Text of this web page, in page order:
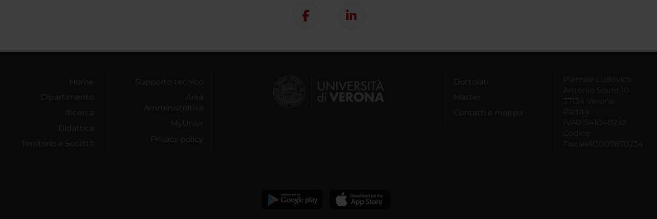
Home
Dipartimento
Ricerca
Didattica
Territorio e Società
Supporto tecnico
Area
Amministrativa
MyUnivr
Privacy policy
Dottorati
Master
Contatti e mappa
Piazzale Ludovico
Antonio Scuro 10
37134 Verona
Partita
IVA01541040232
Codice
Fiscale93009870234